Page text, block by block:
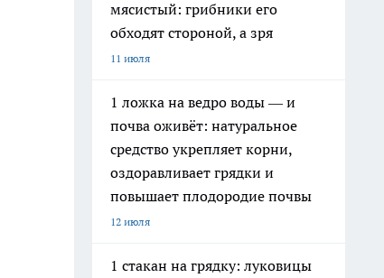
мясистый: грибники его
обходят стороной, а зря
11 июля
1 ложка на ведро воды — и
почва оживёт: натуральное
средство укрепляет корни,
оздоравливает грядки и
повышает плодородие почвы
12 июля
1 стакан на грядку: луковицы